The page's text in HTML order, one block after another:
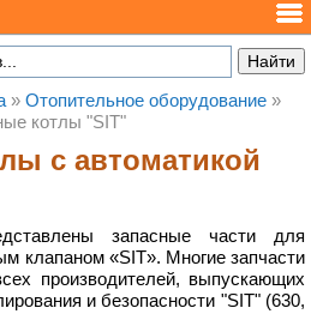
» Отопительное оборудование »
котлы "SIT"
с автоматикой
запасные части для
клапаном «SIT». Многие запчасти
производителей, выпускающих
и безопасности "SIT" (630,